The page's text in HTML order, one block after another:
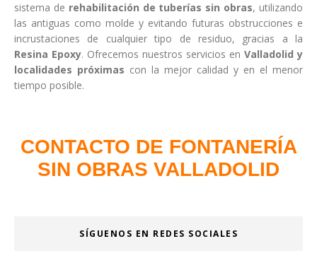
sistema de rehabilitación de tuberías sin obras, utilizando
las antiguas como molde y evitando futuras obstrucciones e
incrustaciones de cualquier tipo de residuo, gracias a la
Resina Epoxy. Ofrecemos nuestros servicios en Valladolid y
localidades próximas con la mejor calidad y en el menor
tiempo posible.
CONTACTO DE FONTANERÍA
SIN OBRAS VALLADOLID
SÍGUENOS EN REDES SOCIALES